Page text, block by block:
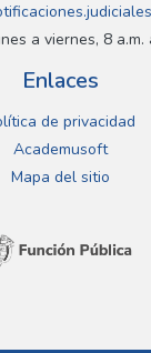
a viernes, 8 a.m.
Enlaces
de privacidad
Academusoft
Mapa del sitio